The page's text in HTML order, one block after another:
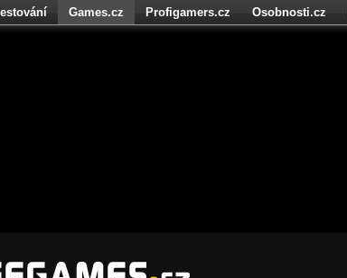
Games.cz Profigamers.cz Osobnosti.cz